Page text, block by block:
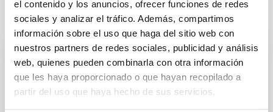
el contenido y los anuncios, ofrecer funciones de redes
sociales y analizar el tráfico. Además, compartimos
información sobre el uso que haga del sitio web con
nuestros partners de redes sociales, publicidad y análisis
web, quienes pueden combinarla con otra información
que les haya proporcionado o que hayan recopilado a
partir del uso que haya hecho de sus servicios.
Te puede interesar
CON ÁRBITRO
Magnetic Field Alignment with Dense
Cores in the Transition between Cloud and